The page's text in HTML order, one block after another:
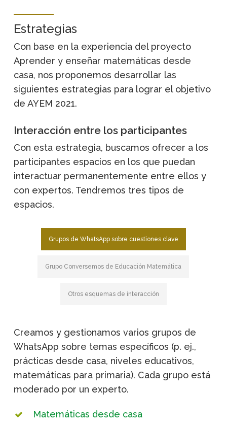
Estrategias
Con base en la experiencia del proyecto
Aprender y enseñar matemáticas desde
casa, nos proponemos desarrollar las
siguientes estrategias para lograr el objetivo
de AYEM 2021.
Interacción entre los participantes
Con esta estrategia, buscamos ofrecer a los
participantes espacios en los que puedan
interactuar permanentemente entre ellos y
con expertos. Tendremos tres tipos de
espacios.
Grupos de WhatsApp sobre cuestiones clave
Grupo Conversemos de Educación Matemática
Otros esquemas de interacción
Creamos y gestionamos varios grupos de
WhatsApp sobre temas específicos (p. ej.,
prácticas desde casa, niveles educativos,
matemáticas para primaria). Cada grupo está
moderado por un experto.
Matemáticas desde casa